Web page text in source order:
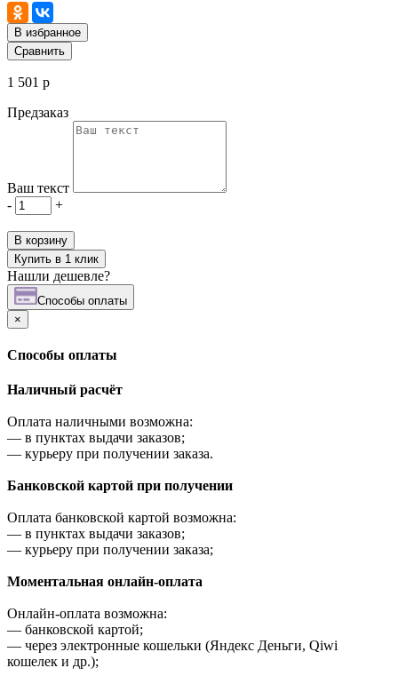
В избранное
Сравнить
1 501 р
Предзаказ
Ваш текст
-
+
В корзину
Купить в 1 клик
Нашли дешевле?
Cпособы оплаты
×
Cпособы оплаты
Наличный расчёт
Оплата наличными возможна:
— в пунктах выдачи заказов;
— курьеру при получении заказа.
Банковской картой при получении
Оплата банковской картой возможна:
— в пунктах выдачи заказов;
— курьеру при получении заказа;
Моментальная онлайн-оплата
Онлайн-оплата возможна:
— банковской картой;
— через электронные кошельки (Яндекс Деньги, Qiwi
кошелек и др.);